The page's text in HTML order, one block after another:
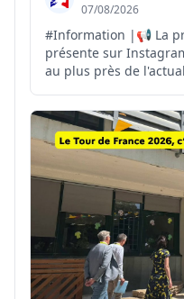
07/08/2026
#Information |📢 La
présente sur Instagram ! 👉 Afin de vous
au plus près de
compte Instagram. Vous y retrouverez : 🔹 les
principales actualités
actions condui...